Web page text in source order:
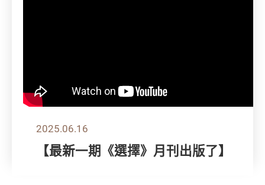
2025.06.16
【最新一期《選擇》月刊出版了】